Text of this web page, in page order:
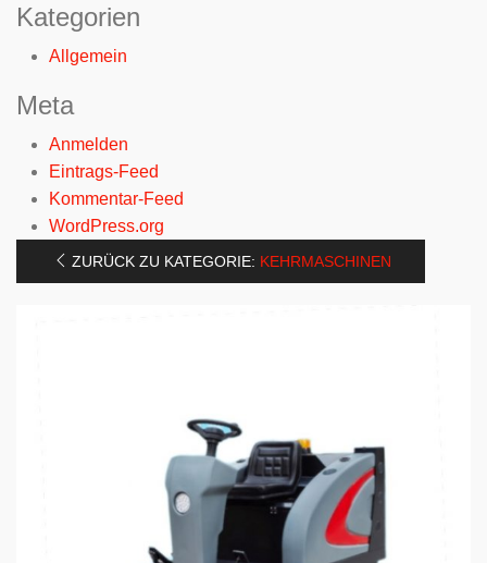
Kategorien
Allgemein
Meta
Anmelden
Eintrags-Feed
Kommentar-Feed
WordPress.org
ZURÜCK ZU KATEGORIE: KEHRMASCHINEN